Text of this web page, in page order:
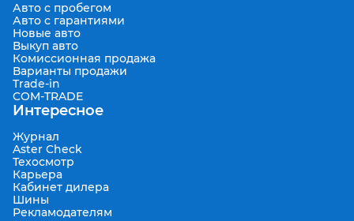
Авто с пробегом
Авто с гарантиями
Новые авто
Выкуп авто
Комиссионная продажа
Варианты продажи
Trade-in
COM-TRADE
Интересное
Журнал
Aster Check
Техосмотр
Карьера
Кабинет дилера
Шины
Рекламодателям